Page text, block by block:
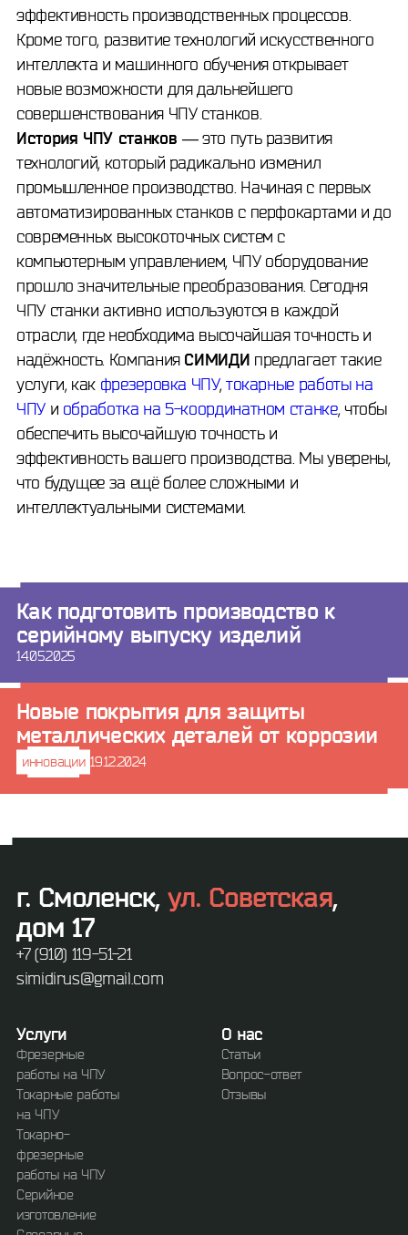
эффективность производственных процессов.
Кроме того, развитие технологий искусственного
интеллекта и машинного обучения открывает
новые возможности для дальнейшего
совершенствования ЧПУ станков.
История ЧПУ станков — это путь развития
технологий, который радикально изменил
промышленное производство. Начиная с первых
автоматизированных станков с перфокартами и до
современных высокоточных систем с
компьютерным управлением, ЧПУ оборудование
прошло значительные преобразования. Сегодня
ЧПУ станки активно используются в каждой
отрасли, где необходима высочайшая точность и
надёжность. Компания СИМИДИ предлагает такие
услуги, как фрезеровка ЧПУ, токарные работы на
ЧПУи обработка на 5-координатном станке, чтобы
обеспечить высочайшую точность и
эффективность вашего производства. Мы уверены,
что будущее за ещё более сложными и
интеллектуальными системами.
Как подготовить производство к
серийному выпуску изделий
14.05.2025
Новые покрытия для защиты
металлических деталей от коррозии
инновации 19.12.2024
г. Смоленск,ул. Советская,
дом 17
+7 (910) 119-51-21
simidirus@gmail.com
Услуги
Фрезерные
работы на ЧПУ
Токарные работы
на ЧПУ
Токарно-
фрезерные
работы на ЧПУ
Серийное
изготовление
О нас
Статьи
Вопрос-ответ
Отзывы